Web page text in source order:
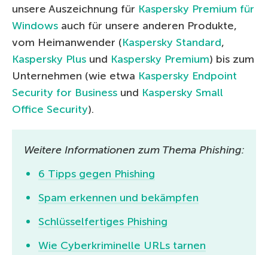
unsere Auszeichnung für Kaspersky Premium für
Windows auch für unsere anderen Produkte,
vom Heimanwender (Kaspersky Standard,
Kaspersky Plus und Kaspersky Premium) bis zum
Unternehmen (wie etwa Kaspersky Endpoint
Security for Business und Kaspersky Small
Office Security).
Weitere Informationen zum Thema Phishing:
6 Tipps gegen Phishing
Spam erkennen und bekämpfen
Schlüsselfertiges Phishing
Wie Cyberkriminelle URLs tarnen